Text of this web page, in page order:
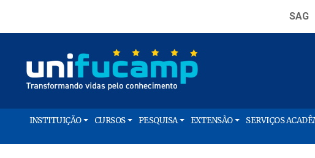
SAG
INSTITUIÇÃO CURSOS PESQUISA EXTENSÃO SERVIÇOS